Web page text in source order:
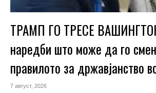
ТРАМП ГО ТРЕСЕ
наредби што може да го
правилото за државјанство
7 август, 2026